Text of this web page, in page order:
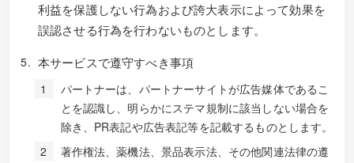
利益を保護しない行為および誇大表示によって効果を
誤認させる行為を行わないものとします。
本サービスで遵守すべき事項
パートナーは、パートナーサイトが広告媒体であるこ
とを認識し、明らかにステマ規制に該当しない場合を
除き、PR表記や広告表記等を記載するものとします。
著作権法、薬機法、景品表示法、その他関連法律の遵